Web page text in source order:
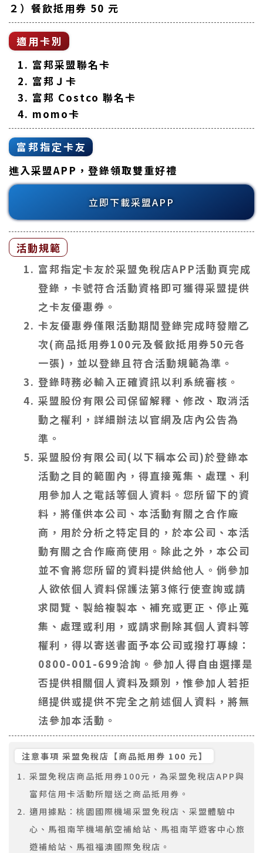
２）餐飲抵用券 50 元
適用卡別
富邦采盟聯名卡
富邦Ｊ卡
富邦 Costco 聯名卡
momo卡
富邦指定卡友
進入采盟APP，登錄領取雙重好禮
立即下載采盟APP
活動規範
富邦指定卡友於采盟免稅店APP活動頁完成
登錄，卡號符合活動資格即可獲得采盟提供
之卡友優惠券。
卡友優惠券僅限活動期間登錄完成時發贈乙
次(商品抵用券100元及餐飲抵用券50元各
一張)，並以登錄且符合活動規範為準。
登錄時務必輸入正確資訊以利系統審核。
采盟股份有限公司保留解釋、修改、取消活
動之權利，詳細辦法以官網及店內公告為
準。
采盟股份有限公司(以下稱本公司)於登錄本
活動之目的範圍內，得直接蒐集、處理、利
用參加人之電話等個人資料。您所留下的資
料，將僅供本公司、本活動有關之合作廠
商，用於分析之特定目的，於本公司、本活
動有關之合作廠商使用。除此之外，本公司
並不會將您所留的資料提供給他人。倘參加
人欲依個人資料保護法第3條行使查詢或請
求閱覽、製給複製本、補充或更正、停止蒐
集、處理或利用，或請求刪除其個人資料等
權利，得以寄送書面予本公司或撥打專線：
0800-001-699洽詢。參加人得自由選擇是
否提供相關個人資料及類別，惟參加人若拒
絕提供或提供不完全之前述個人資料，將無
法參加本活動。
注意事項 采盟免稅店【商品抵用券 100 元】
采盟免稅店商品抵用券100元，為采盟免稅店APP與
富邦信用卡活動所贈送之商品抵用券。
適用據點：桃園國際機場采盟免稅店、采盟體驗中
心、馬祖南竿機場航空補給站、馬祖南竿遊客中心旅
遊補給站、馬祖福澳國際免稅店。